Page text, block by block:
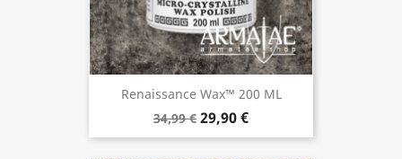
Renaissance Wax™ 200 ML
34,99 € 29,90 €